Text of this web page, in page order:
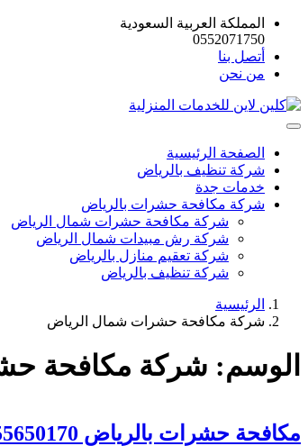
المملكة العربية السعودية
0552071750
أتصل بنا
من نحن
الصفحة الرئيسية
شركة تنظيف بالرياض
خدمات جدة
شركة مكافحة حشرات بالرياض
شركة مكافحة حشرات شمال الرياض
شركة رش مبيدات شمال الرياض
شركة تعقيم منازل بالرياض
شركة تنظيف بالرياض
الرئيسية
شركة مكافحة حشرات شمال الرياض
الوسم: شركة مكافحة
مكافحة حشرات بالرياض 055650170 خصم 39% القضاء التام علي الحشرات والقوارض